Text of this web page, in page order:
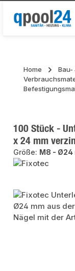
Zum Hauptinhalt
Home
Bau-
100 Stück -
x 24 mm
Größe: M8 - Ø24
Bildergalerie